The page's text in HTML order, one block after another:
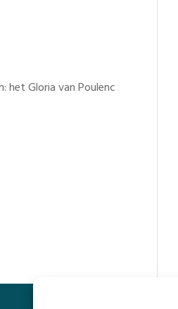
het Gloria van Poulenc